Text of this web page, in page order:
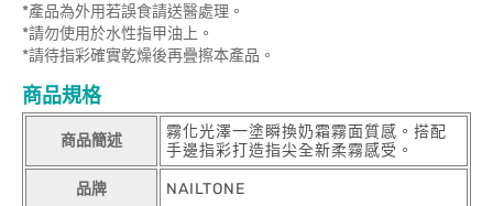
*產品為外用若誤食請送醫處理。
*請勿使用於水性指甲油上。
*請待指彩確實乾燥後再疊擦本產品。
商品規格
商品簡述
霧化光澤一塗瞬換奶霜霧面質感。搭配
手邊指彩打造指尖全新柔霧感受。
品牌 NAILTONE